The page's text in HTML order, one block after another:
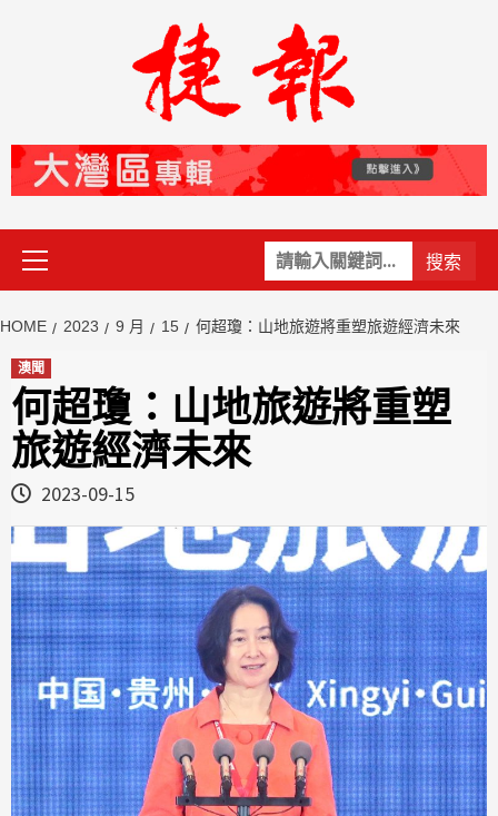
關
鍵
Primary
Menu
HOME 2023 9 月 15 何超瓊：山地旅遊將重塑旅遊經濟未來
澳聞
何超瓊：山地旅遊將重塑
旅遊經濟未來
2023-09-15